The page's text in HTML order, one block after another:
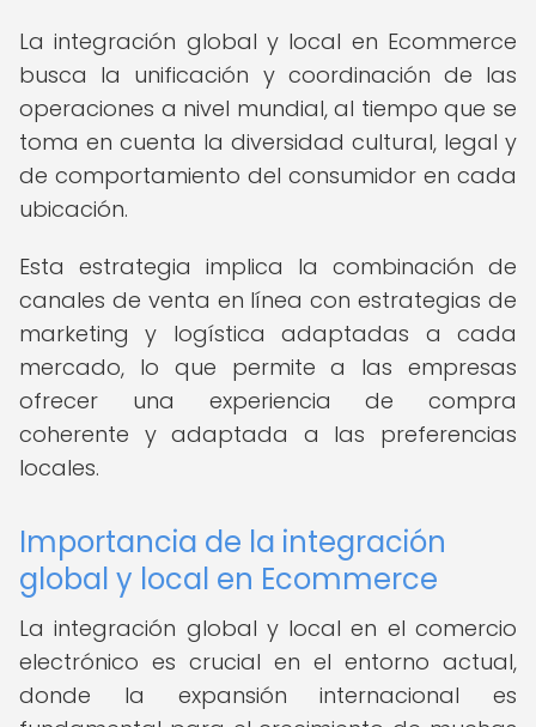
La integración global y local en Ecommerce
busca la unificación y coordinación de las
operaciones a nivel mundial, al tiempo que se
toma en cuenta la diversidad cultural, legal y
de comportamiento del consumidor en cada
ubicación.
Esta estrategia implica la combinación de
canales de venta en línea con estrategias de
marketing y logística adaptadas a cada
mercado, lo que permite a las empresas
ofrecer una experiencia de compra
coherente y adaptada a las preferencias
locales.
Importancia de la integración
global y local en Ecommerce
La integración global y local en el comercio
electrónico es crucial en el entorno actual,
donde la expansión internacional es